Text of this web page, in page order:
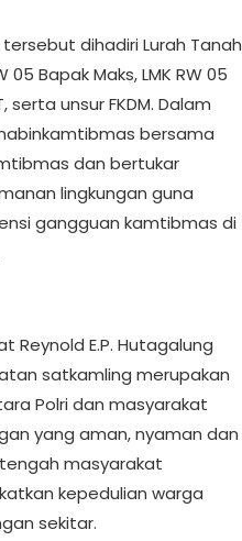
dihadiri Lurah Tanah
Bapak Maks, LMK RW 05
serta unsur FKDM. Dalam
bersama
dan bertukar
lingkungan guna
gangguan kamtibmas di
Reynold E.P. Hutagalung
satkamling merupakan
Polri dan masyarakat
yang aman, nyaman dan
masyarakat
kepedulian warga
sekitar.